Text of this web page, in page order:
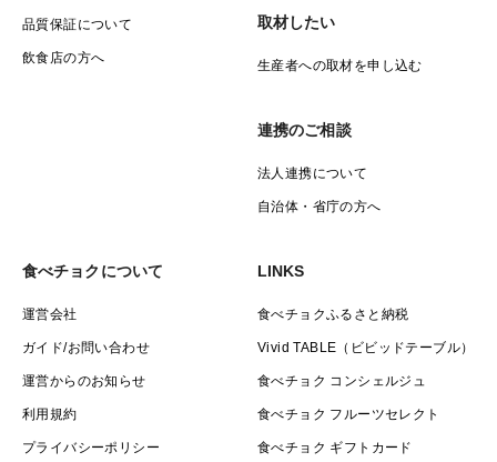
品質保証について
飲食店の方へ
取材したい
生産者への取材を申し込む
連携のご相談
法人連携について
自治体・省庁の方へ
食べチョクについて
運営会社
ガイド/お問い合わせ
運営からのお知らせ
利用規約
プライバシーポリシー
LINKS
食べチョクふるさと納税
Vivid TABLE（ビビッドテーブル）
食べチョク コンシェルジュ
食べチョク フルーツセレクト
食べチョク ギフトカード